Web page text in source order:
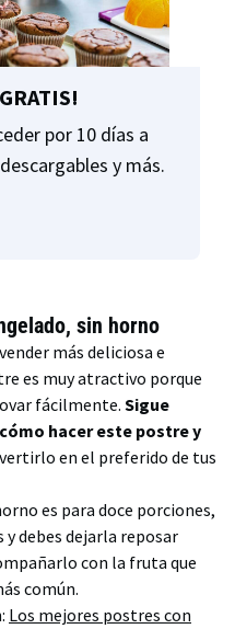
por 10 días a
y más.
sin horno
más deliciosa e
es muy atractivo porque
fácilmente. Sigue
hacer este postre y
en el preferido de tus
es para doce porciones,
debes dejarla reposar
con la fruta que
común.
Los mejores postres con